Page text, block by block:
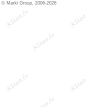
© Marki Group, 2006-2026